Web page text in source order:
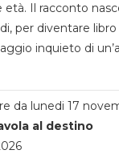
Il racconto
per diventare
inquieto di
da lunedi 17
al destino